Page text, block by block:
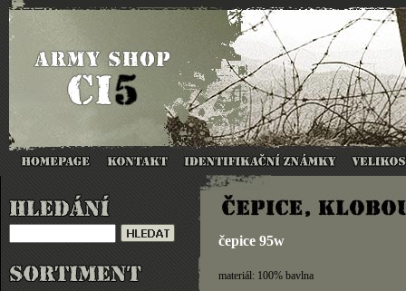
čepice 95w
materiál: 100% bavlna